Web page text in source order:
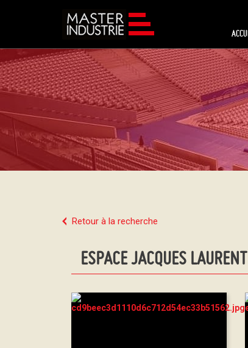
Retour à la recherche
ESPACE JACQUES